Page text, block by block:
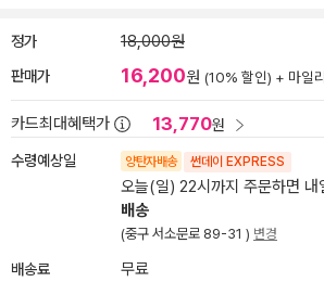
정가 18,000원
판매가 16,200원 (10% 할인) + 마일
카드최대혜택가 13,770원
수령예상일 양탄자배송 썬데이 EXPRESS
오늘(일) 22시까지 주문하면 내
배송
(중구 서소문로 89-31 ) 변경
배송료 무료